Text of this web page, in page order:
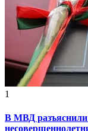
1
В МВД